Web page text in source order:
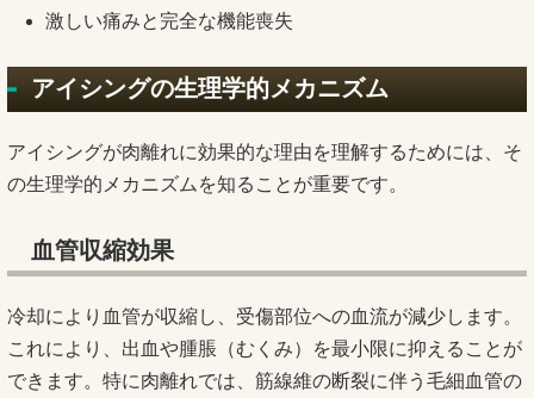
激しい痛みと完全な機能喪失
アイシングの生理学的メカニズム
アイシングが肉離れに効果的な理由を理解するためには、そ
の生理学的メカニズムを知ることが重要です。
血管収縮効果
冷却により血管が収縮し、受傷部位への血流が減少します。
これにより、出血や腫脹（むくみ）を最小限に抑えることが
できます。特に肉離れでは、筋線維の断裂に伴う毛細血管の